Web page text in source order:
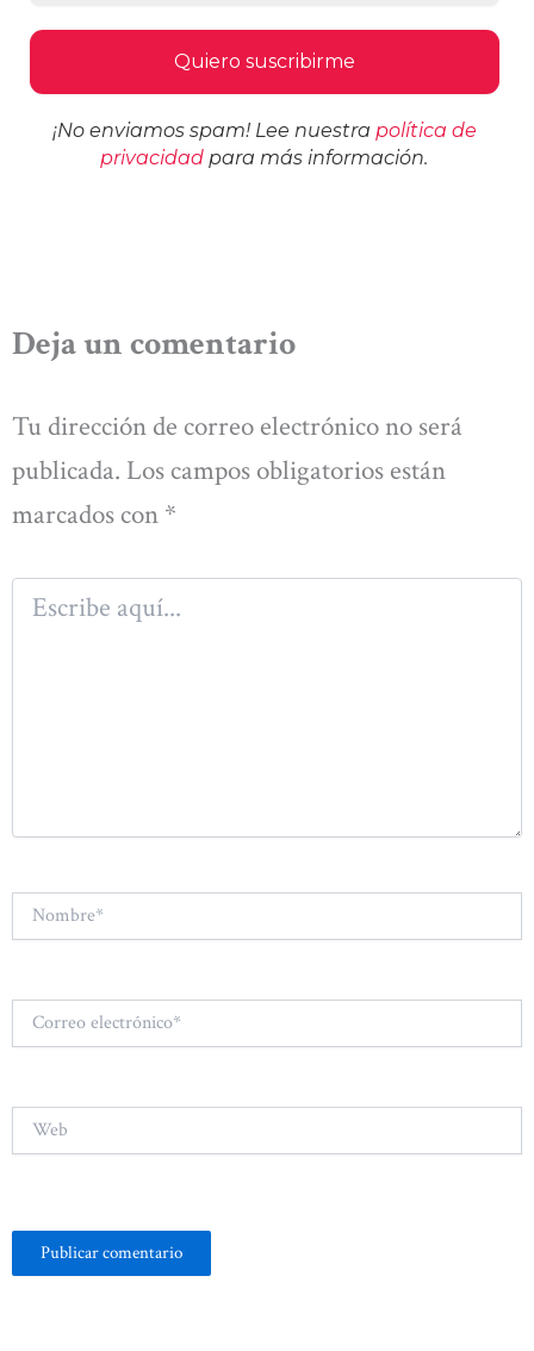
¡No enviamos spam! Lee nuestra política de
privacidad para más información.
Deja un comentario
Tu dirección de correo electrónico no será
publicada. Los campos obligatorios están
marcados con *
Escribe
aquí...
Nombre*
Correo
electrónico*
Web